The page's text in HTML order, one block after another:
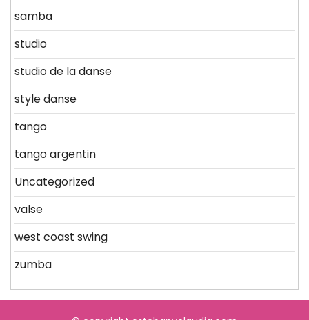
samba
studio
studio de la danse
style danse
tango
tango argentin
Uncategorized
valse
west coast swing
zumba